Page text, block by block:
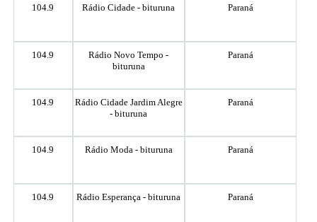
104.9 Rádio Cidade - bituruna Paraná
104.9
Rádio Novo Tempo -
bituruna
Paraná
104.9
Rádio Cidade Jardim Alegre
- bituruna
Paraná
104.9 Rádio Moda - bituruna Paraná
104.9 Rádio Esperança - bituruna Paraná